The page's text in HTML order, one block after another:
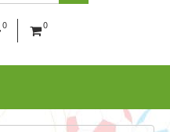
0 0